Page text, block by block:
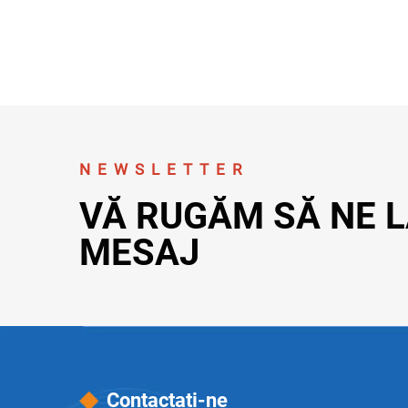
NEWSLETTER
VĂ RUGĂM SĂ NE
MESAJ
Contactați-ne